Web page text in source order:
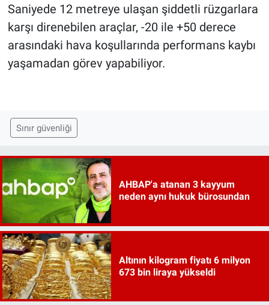
Saniyede 12 metreye ulaşan şiddetli rüzgarlara
karşı direnebilen araçlar, -20 ile +50 derece
arasındaki hava koşullarında performans kaybı
yaşamadan görev yapabiliyor.
Sınır güvenliği
AHBAP'a atanan 3 kayyum
neden aynı hukuk bürosundan
Altının kilogram fiyatı 6 milyon
673 bin liraya yükseldi